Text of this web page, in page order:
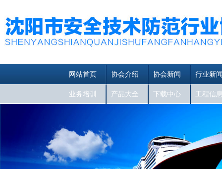
网站首页 协会介绍 协会新闻 行业新
业务培训 产品大全 下载中心 工程信